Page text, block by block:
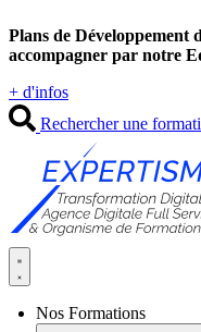
au
contenu
Plans de Développement
accompagner par notre
+ d'infos
Rechercher une
Nos Formations